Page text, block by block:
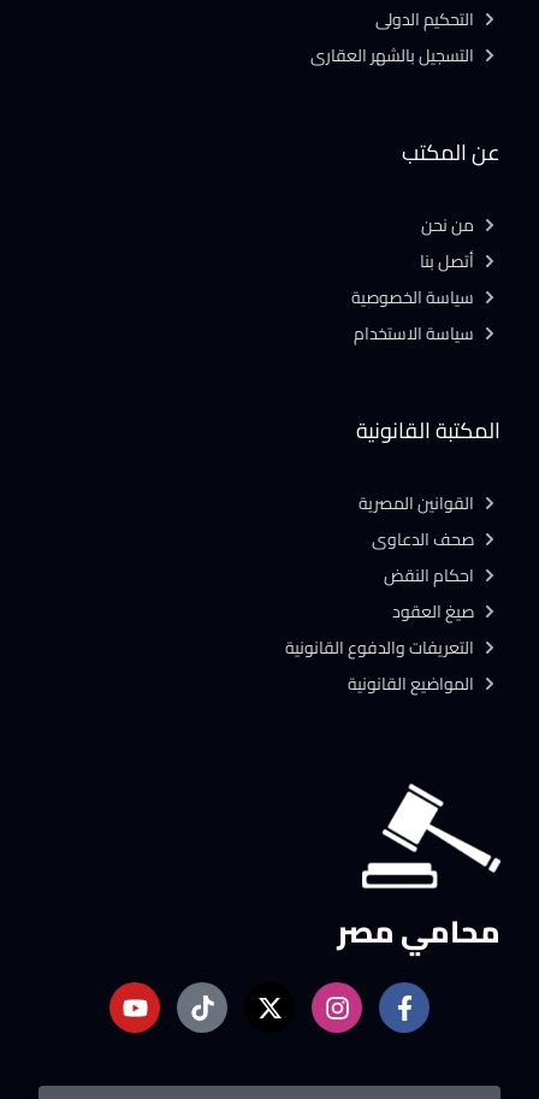
محامي مصر
المكتبة القانونية
القوانين المصرية
صحف الدعاوى
احكام النقض
صيغ العقود
التعريفات والدفوع القانونية
المواضيع القانونية
عن المكتب
من نحن
أتصل بنا
سياسة الخصوصية
سياسة الاستخدام
التحكيم الدولى
التسجيل بالشهر العقارى